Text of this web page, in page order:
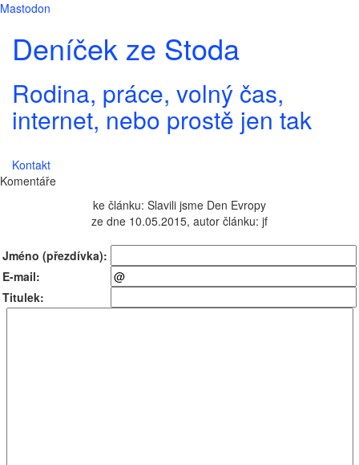
Mastodon
Deníček ze Stoda
Rodina, práce, volný čas,
internet, nebo prostě jen tak
Kontakt
Komentáře
ke článku: Slavili jsme Den Evropy
ze dne 10.05.2015, autor článku: jf
Jméno (přezdívka):
E-mail:
Titulek: